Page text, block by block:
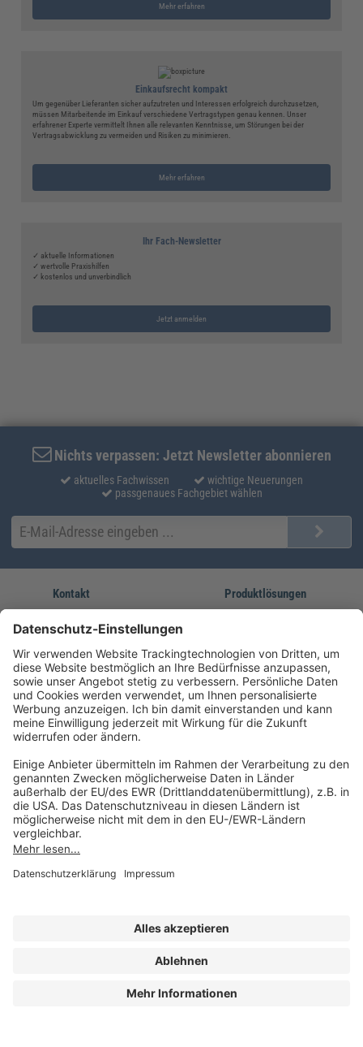
Mehr erfahren
Einkaufsrecht kompakt
Um gegenüber Lieferanten sicher aufzutreten und Interessen erfolgreich durchzusetzen,
müssen Mitarbeitende im Einkauf verschiedene Vertragstypen genau kennen. Unser
erfahrener Experte vermittelt Ihnen alle relevanten Kenntnisse, um Störungen bei der
Vertragsabwicklung zu vermeiden und Risiken zu minimieren.
Mehr erfahren
Ihr Fach-Newsletter
✓ aktuelle Informationen
✓ wertvolle Praxishilfen
✓ kostenlos und unverbindlich
Jetzt anmelden
Nichts verpassen: Jetzt Newsletter abonnieren
aktuelles Fachwissen
wichtige Neuerungen
passgenaues Fachgebiet wählen
Kontakt
service@forum-verlag.com
Mo-Do 07:30 - 17:00 Uhr
Fr 07:30 - 15:00 Uhr
Produktlösungen
Unsere Marken
Folgen Sie uns
Impressum
Datenschutz